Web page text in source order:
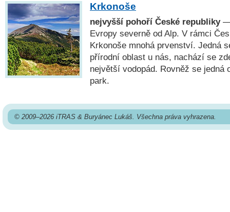
Krkonoše
nejvyšší pohoří České republiky—
Evropy severně od Alp. V rámci
Krkonoše mnohá prvenství. Jedná
přírodní oblast u nás, nachází se
největší vodopád. Rovněž se jedná
park.
© 2009–2026 iTRAS & Buryánec Lukáš. Všechna práva vyhrazena.